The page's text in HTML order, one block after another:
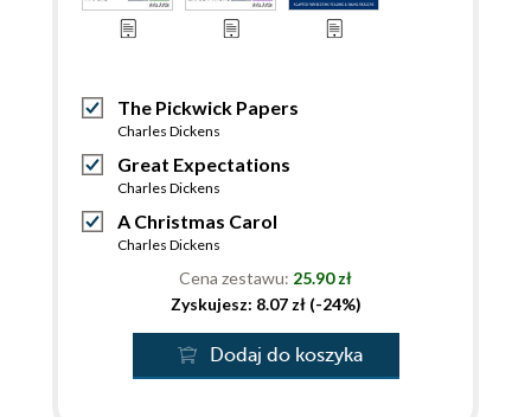
The Pickwick Papers
Charles Dickens
Great Expectations
Charles Dickens
A Christmas Carol
Charles Dickens
Cena zestawu: 25.90 zł
Zyskujesz: 8.07 zł (-24%)
Dodaj do koszyka